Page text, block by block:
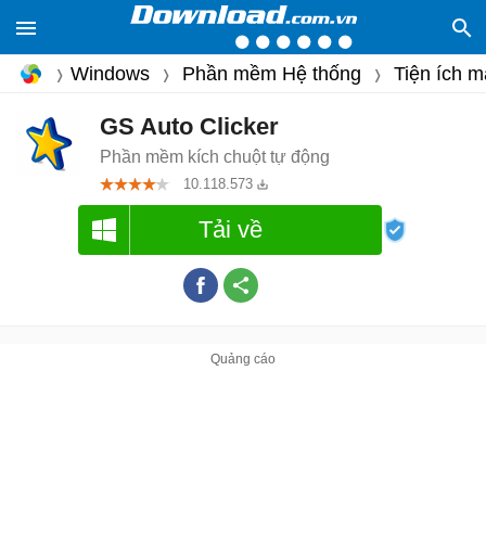
Windows Phần mềm Hệ thống Tiện ích
GS Auto Clicker
Phần mềm kích chuột tự động
10.118.573
Tải về